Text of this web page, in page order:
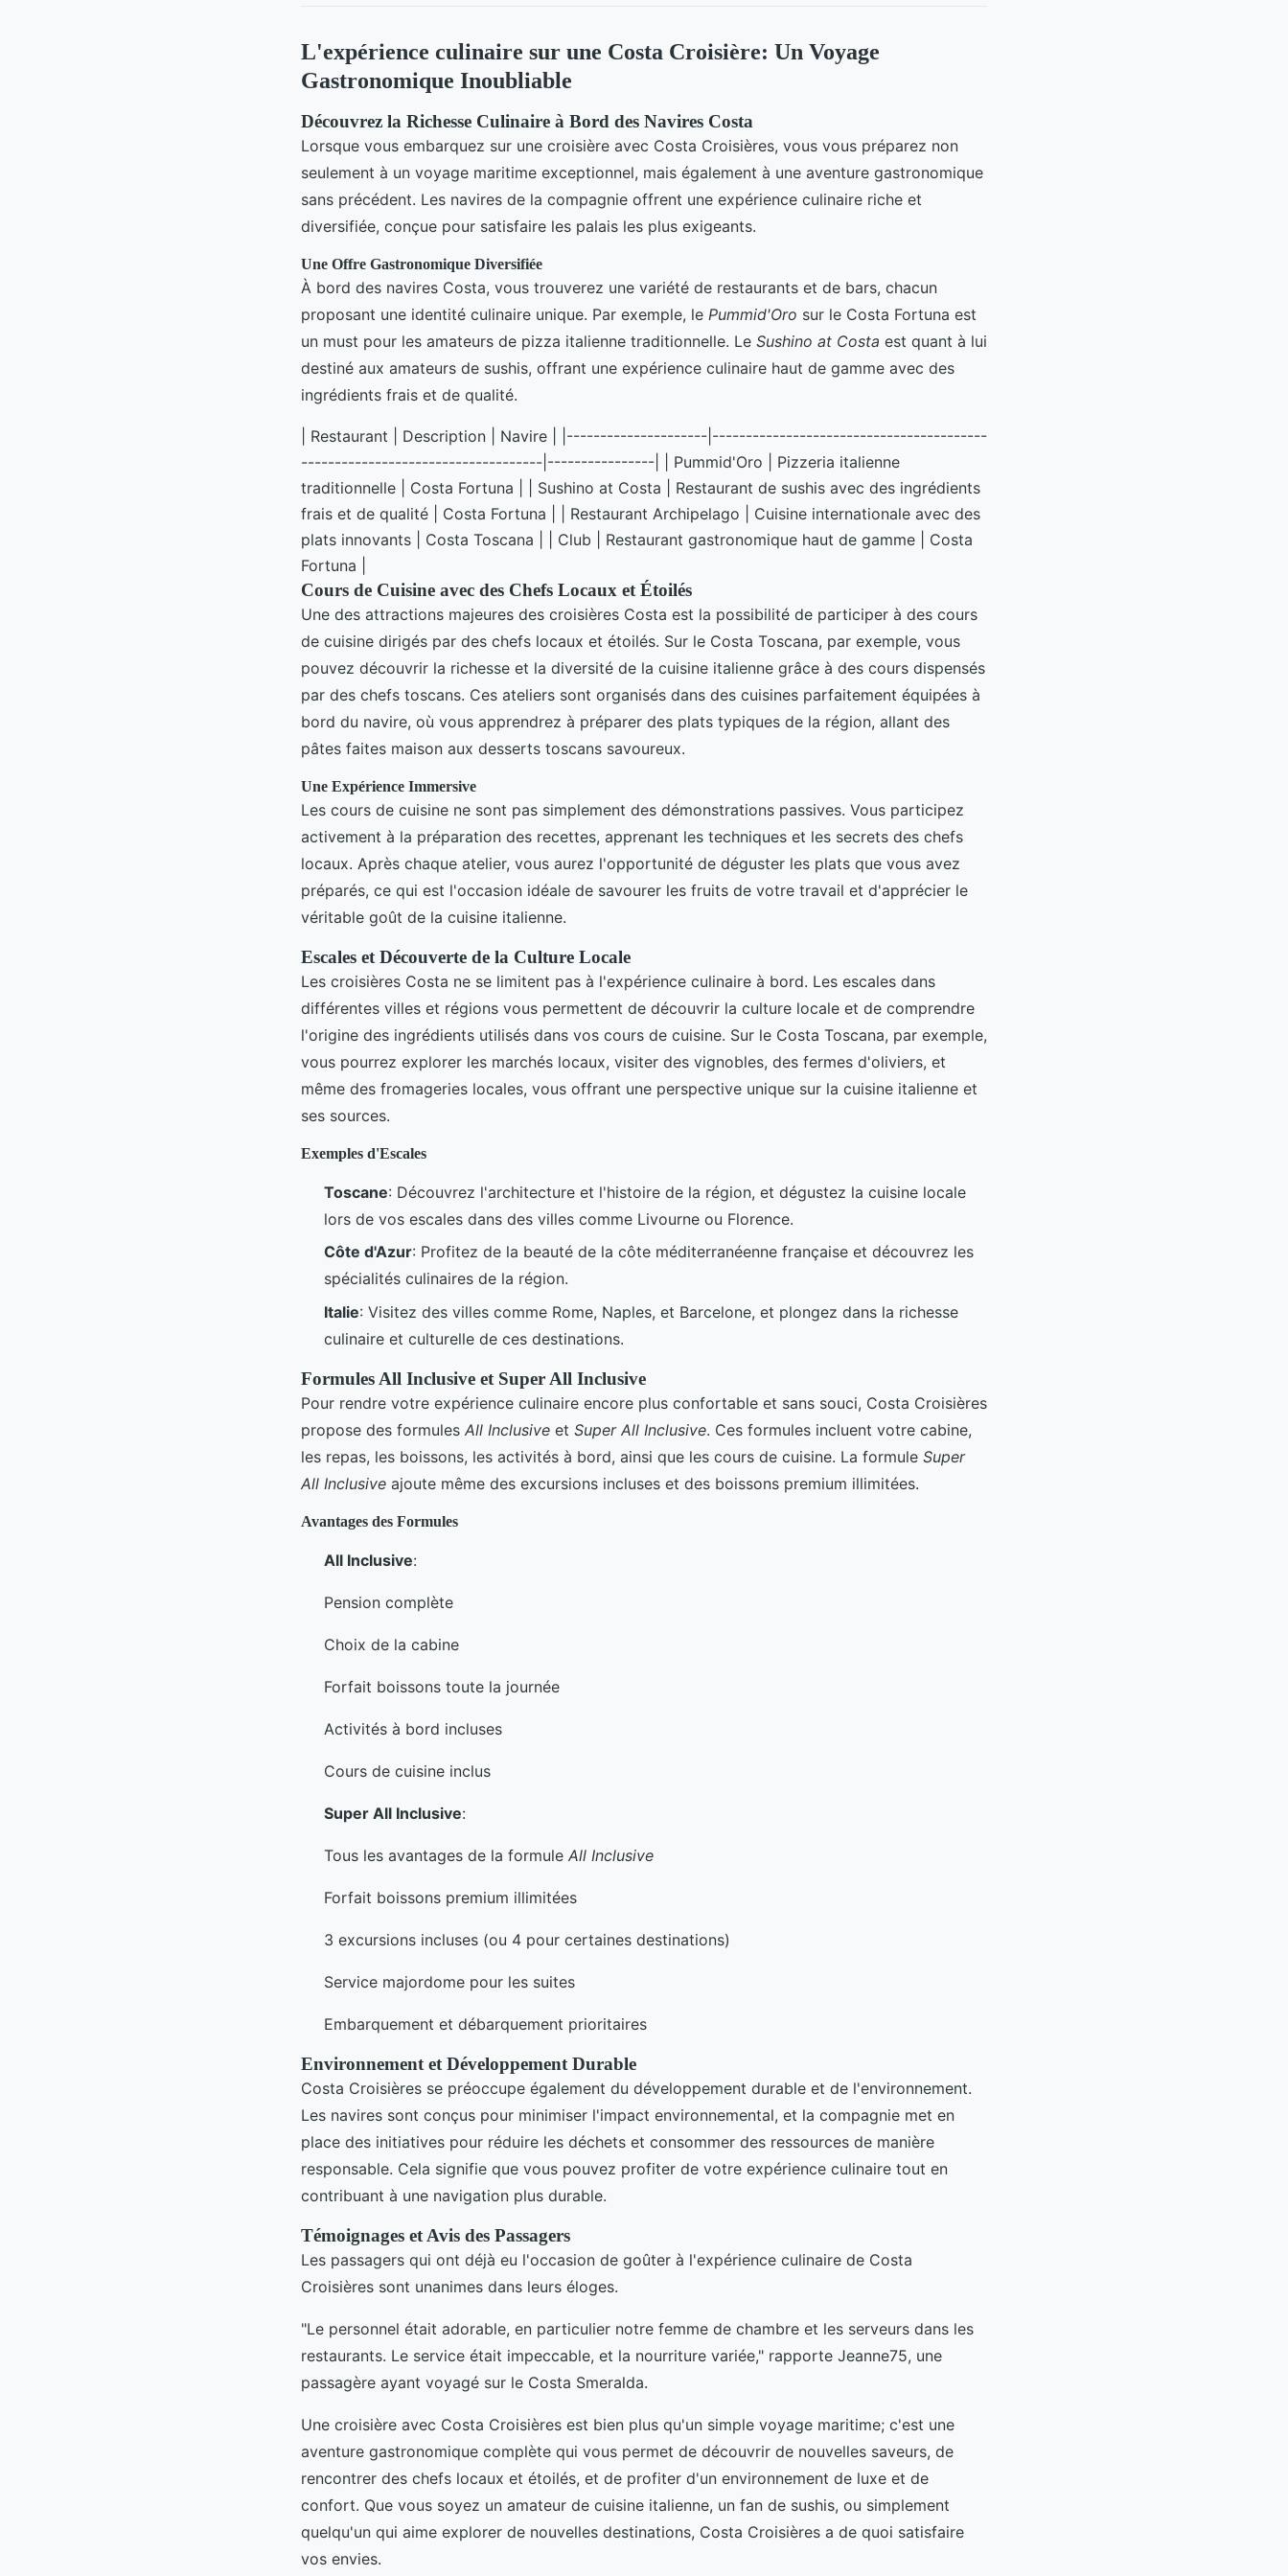
L'expérience culinaire sur une Costa Croisière: Un Voyage
Gastronomique Inoubliable
Découvrez la Richesse Culinaire à Bord des Navires Costa
Lorsque vous embarquez sur une croisière avec Costa Croisières, vous vous préparez non
seulement à un voyage maritime exceptionnel, mais également à une aventure gastronomique
sans précédent. Les navires de la compagnie offrent une expérience culinaire riche et
diversifiée, conçue pour satisfaire les palais les plus exigeants.
Une Offre Gastronomique Diversifiée
À bord des navires Costa, vous trouverez une variété de restaurants et de bars, chacun
proposant une identité culinaire unique. Par exemple, le Pummid'Oro sur le Costa Fortuna est
un must pour les amateurs de pizza italienne traditionnelle. Le Sushino at Costa est quant à lui
destiné aux amateurs de sushis, offrant une expérience culinaire haut de gamme avec des
ingrédients frais et de qualité.
| Restaurant | Description | Navire | |---------------------|-----------------------------------------
------------------------------------|----------------| | Pummid'Oro | Pizzeria italienne
traditionnelle | Costa Fortuna | | Sushino at Costa | Restaurant de sushis avec des ingrédients
frais et de qualité | Costa Fortuna | | Restaurant Archipelago | Cuisine internationale avec des
plats innovants | Costa Toscana | | Club | Restaurant gastronomique haut de gamme | Costa
Fortuna |
Cours de Cuisine avec des Chefs Locaux et Étoilés
Une des attractions majeures des croisières Costa est la possibilité de participer à des cours
de cuisine dirigés par des chefs locaux et étoilés. Sur le Costa Toscana, par exemple, vous
pouvez découvrir la richesse et la diversité de la cuisine italienne grâce à des cours dispensés
par des chefs toscans. Ces ateliers sont organisés dans des cuisines parfaitement équipées à
bord du navire, où vous apprendrez à préparer des plats typiques de la région, allant des
pâtes faites maison aux desserts toscans savoureux.
Une Expérience Immersive
Les cours de cuisine ne sont pas simplement des démonstrations passives. Vous participez
activement à la préparation des recettes, apprenant les techniques et les secrets des chefs
locaux. Après chaque atelier, vous aurez l'opportunité de déguster les plats que vous avez
préparés, ce qui est l'occasion idéale de savourer les fruits de votre travail et d'apprécier le
véritable goût de la cuisine italienne.
Escales et Découverte de la Culture Locale
Les croisières Costa ne se limitent pas à l'expérience culinaire à bord. Les escales dans
différentes villes et régions vous permettent de découvrir la culture locale et de comprendre
l'origine des ingrédients utilisés dans vos cours de cuisine. Sur le Costa Toscana, par exemple,
vous pourrez explorer les marchés locaux, visiter des vignobles, des fermes d'oliviers, et
même des fromageries locales, vous offrant une perspective unique sur la cuisine italienne et
ses sources.
Exemples d'Escales
Toscane: Découvrez l'architecture et l'histoire de la région, et dégustez la cuisine locale
lors de vos escales dans des villes comme Livourne ou Florence.
Côte d'Azur: Profitez de la beauté de la côte méditerranéenne française et découvrez les
spécialités culinaires de la région.
Italie: Visitez des villes comme Rome, Naples, et Barcelone, et plongez dans la richesse
culinaire et culturelle de ces destinations.
Formules All Inclusive et Super All Inclusive
Pour rendre votre expérience culinaire encore plus confortable et sans souci, Costa Croisières
propose des formules All Inclusive et Super All Inclusive. Ces formules incluent votre cabine,
les repas, les boissons, les activités à bord, ainsi que les cours de cuisine. La formule Super
All Inclusive ajoute même des excursions incluses et des boissons premium illimitées.
Avantages des Formules
All Inclusive:
Pension complète
Choix de la cabine
Forfait boissons toute la journée
Activités à bord incluses
Cours de cuisine inclus
Super All Inclusive:
Tous les avantages de la formule All Inclusive
Forfait boissons premium illimitées
3 excursions incluses (ou 4 pour certaines destinations)
Service majordome pour les suites
Embarquement et débarquement prioritaires
Environnement et Développement Durable
Costa Croisières se préoccupe également du développement durable et de l'environnement.
Les navires sont conçus pour minimiser l'impact environnemental, et la compagnie met en
place des initiatives pour réduire les déchets et consommer des ressources de manière
responsable. Cela signifie que vous pouvez profiter de votre expérience culinaire tout en
contribuant à une navigation plus durable.
Témoignages et Avis des Passagers
Les passagers qui ont déjà eu l'occasion de goûter à l'expérience culinaire de Costa
Croisières sont unanimes dans leurs éloges.
"Le personnel était adorable, en particulier notre femme de chambre et les serveurs dans les
restaurants. Le service était impeccable, et la nourriture variée," rapporte Jeanne75, une
passagère ayant voyagé sur le Costa Smeralda.
Une croisière avec Costa Croisières est bien plus qu'un simple voyage maritime; c'est une
aventure gastronomique complète qui vous permet de découvrir de nouvelles saveurs, de
rencontrer des chefs locaux et étoilés, et de profiter d'un environnement de luxe et de
confort. Que vous soyez un amateur de cuisine italienne, un fan de sushis, ou simplement
quelqu'un qui aime explorer de nouvelles destinations, Costa Croisières a de quoi satisfaire
vos envies.